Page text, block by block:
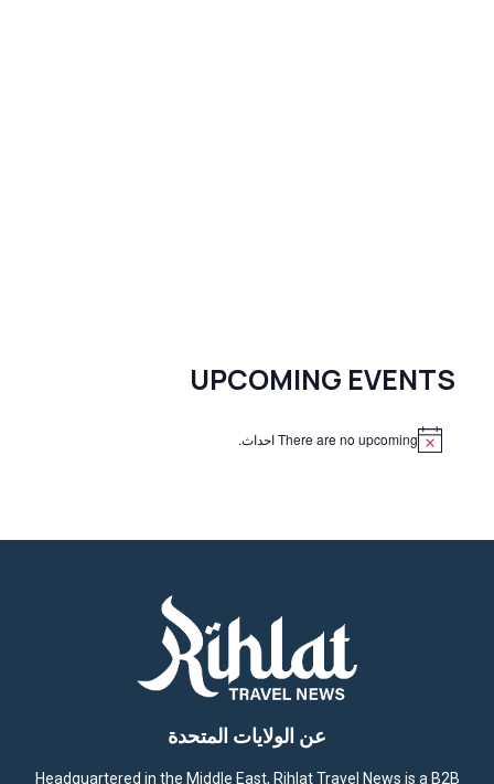
UPCOMING EVENTS
There are no upcoming احداث.
عن الولايات المتحدة
Headquartered in the Middle East, Rihlat Travel News is a B2B